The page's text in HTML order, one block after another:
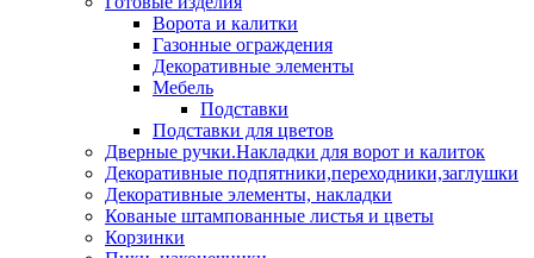
Ворота и калитки
Газонные ограждения
Декоративные элементы
Мебель
Подставки
Подставки для цветов
Дверные ручки.Накладки для ворот и калиток
Декоративные подпятники,переходники,заглушки
Декоративные элементы, накладки
Кованые штампованные листья и цветы
Корзинки